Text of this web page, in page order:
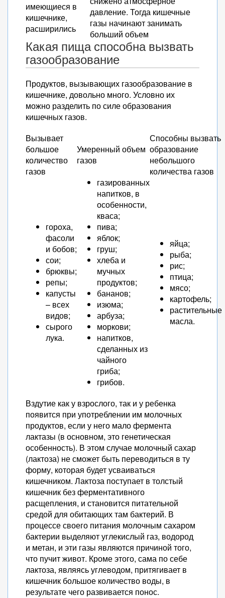
имеющиеся в
кишечнике,
расширились
давление. Тогда кишечные
газы начинают занимать
больший объем
Какая пища способна вызвать
газообразование
Продуктов, вызывающих газообразование в
кишечнике, довольно много. Условно их
можно разделить по силе образования
кишечных газов.
Вызывает
большое
количество
газов
Умеренный объем
газов
Способны вызвать
образование
небольшого
количества газов
гороха,
фасоли
и бобов;
сои;
брюквы;
репы;
капусты
– всех
видов;
сырого
лука.
газированных
напитков, в
особенности,
кваса;
пива;
яблок;
груш;
хлеба и
мучных
продуктов;
бананов;
изюма;
арбуза;
моркови;
напитков,
сделанных из
чайного
гриба;
грибов.
яйца;
рыба;
рис;
птица;
мясо;
картофель;
растительные
масла.
Вздутие как у взрослого, так и у ребенка
появится при употреблении им молочных
продуктов, если у него мало фермента
лактазы (в основном, это генетическая
особенность). В этом случае молочный сахар
(лактоза) не сможет быть переводиться в ту
форму, которая будет усваиваться
кишечником. Лактоза поступает в толстый
кишечник без ферментативного
расщепления, и становится питательной
средой для обитающих там бактерий. В
процессе своего питания молочным сахаром
бактерии выделяют углекислый газ, водород
и метан, и эти газы являются причиной того,
что пучит живот. Кроме этого, сама по себе
лактоза, являясь углеводом, притягивает в
кишечник большое количество воды, в
результате чего развивается понос.